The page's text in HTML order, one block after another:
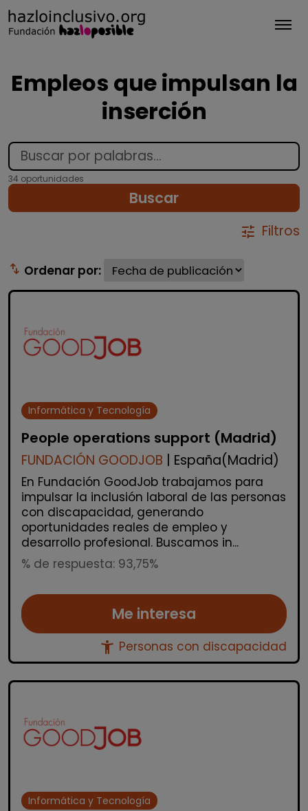
Empleos que impulsan la
inserción
34 oportunidades
Buscar
tune Filtros
swap_vert Ordenar por:
Informática y Tecnología
People operations support (Madrid)
FUNDACIÓN GOODJOB | España(Madrid)
En Fundación GoodJob trabajamos para
impulsar la inclusión laboral de las personas
con discapacidad, generando
oportunidades reales de empleo y
desarrollo profesional. Buscamos in...
% de respuesta: 93,75%
Me interesa
accessibility_new Personas con discapacidad
Informática y Tecnología